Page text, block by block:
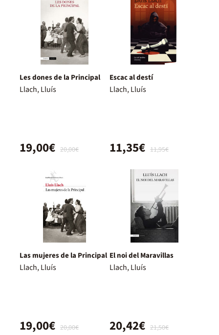
Les dones de la Principal
Llach, Lluís
20,00€
19,00€
Escac al destí
Llach, Lluís
11,95€
11,35€
Las mujeres de la Principal
Llach, Lluís
20,00€
19,00€
El noi del Maravillas
Llach, Lluís
21,50€
20,42€